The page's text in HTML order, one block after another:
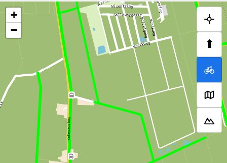
⬆
+
−